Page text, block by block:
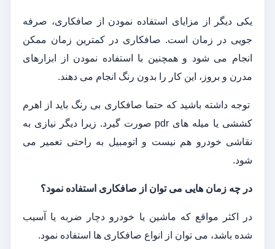
یکی دیگر از مزایای استفاده نمودن از صافکاری، صرفه
جویی در زمان است. صافکاری در کمترین زمان ممکن
انجام می شود و همچنین با استفاده نمودن از ابزارهای
مدرن و بروز، این کار را بدون رنگ انجام می دهند.
توجه داشته باشید که حتما صافکاری بی رنگ باید از اهرم
کششی یا میله های pdr صورت گیرد. زیرا دیگر نیازی به
نقاشی خودرو هم نیست و اتومبیل به راحتی تعمیر می
شود.
در چه زمان هایی می توان از صافکاری استفاده نمود؟
در اکثر مواقع که ماشین یا خودرو دچار ضربه یا آسیب
شده باشد، می توان از انواع صافکاری ها استفاده نمود.